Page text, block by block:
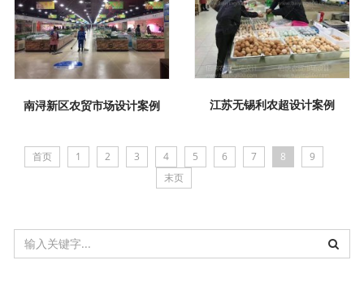
南浔新区农贸市场设计案例 江苏无锡利农超设计案例
首页 1 2 3 4 5 6 7 8
9
末页